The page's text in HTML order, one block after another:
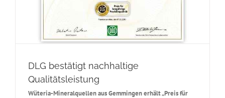
DLG bestätigt nachhaltige
Qualitätsleistung
Wüteria-Mineralquellen aus Gemmingen erhält „Preis für